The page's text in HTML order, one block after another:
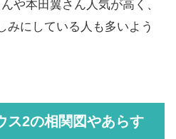
や本田翼さん人気が高く、
みにしている人も多いよう
ス2の相関図やあらす